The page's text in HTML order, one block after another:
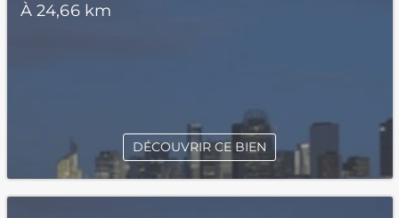
À 24,66 km
DÉCOUVRIR CE BIEN